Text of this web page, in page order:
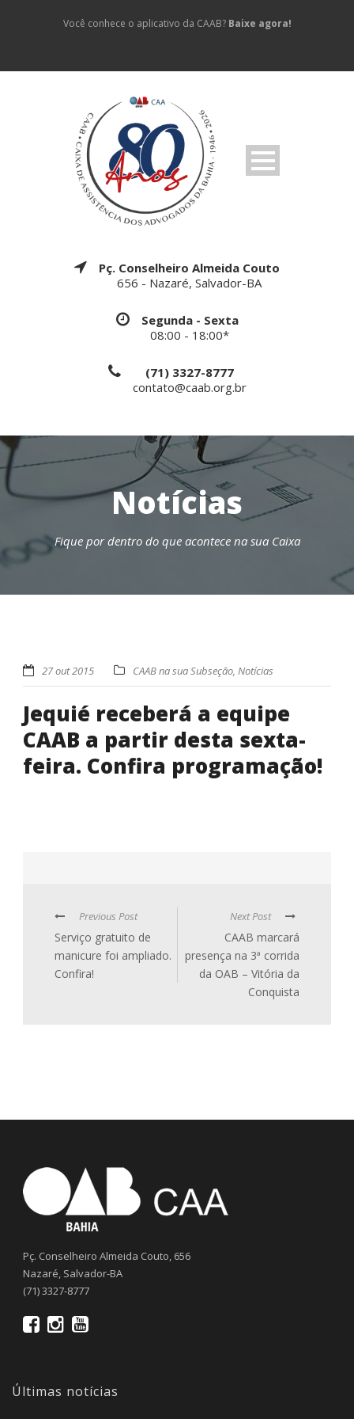
Você conhece o aplicativo da CAAB? Baixe agora!
Pç. Conselheiro Almeida Couto
656 - Nazaré, Salvador-BA
Segunda - Sexta
08:00 - 18:00*
(71) 3327-8777
contato@caab.org.br
Notícias
Fique por dentro do que acontece na sua Caixa
27 out 2015 CAAB na sua Subseção, Notícias
Jequié receberá a equipe
CAAB a partir desta sexta-
feira. Confira programação!
Previous Post
Serviço gratuito de
manicure foi ampliado.
Confira!
Next Post
CAAB marcará
presença na 3ª corrida
da OAB – Vitória da
Conquista
Pç. Conselheiro Almeida Couto, 656
Nazaré, Salvador-BA
(71) 3327-8777
Últimas notícias